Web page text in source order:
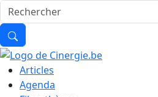
Articles
Agenda